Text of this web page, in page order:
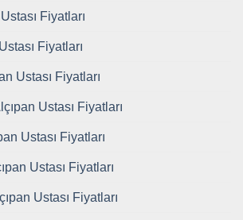
Fiyatları
Fiyatları
Ustası Fiyatları
Ustası Fiyatları
Ustası Fiyatları
Ustası Fiyatları
Ustası Fiyatları